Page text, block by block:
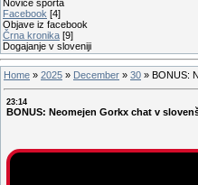
Novice športa
Facebook [4]
Objave iz facebook
Črna kronika [9]
Dogajanje v sloveniji
Home » 2025 » December » 30 » BONUS:
23:14
BONUS: Neomejen Gorkx chat v